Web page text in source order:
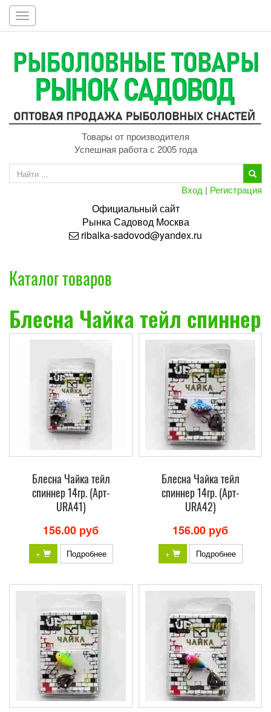
Toggle
navigation
Товары от производителя
Успешная работа с 2005 года
Вход | Регистрация
Официальный сайт
РынкаСадовод Москва
ribalka-sadovod@yandex.ru
Каталог товаров
Блесна Чайка тейл спиннер
Блесна Чайка тейл
спиннер 14гр. (Арт-
URA41)
156.00 руб
+ Подробнее
Блесна Чайка тейл
спиннер 14гр. (Арт-
URA42)
156.00 руб
+ Подробнее